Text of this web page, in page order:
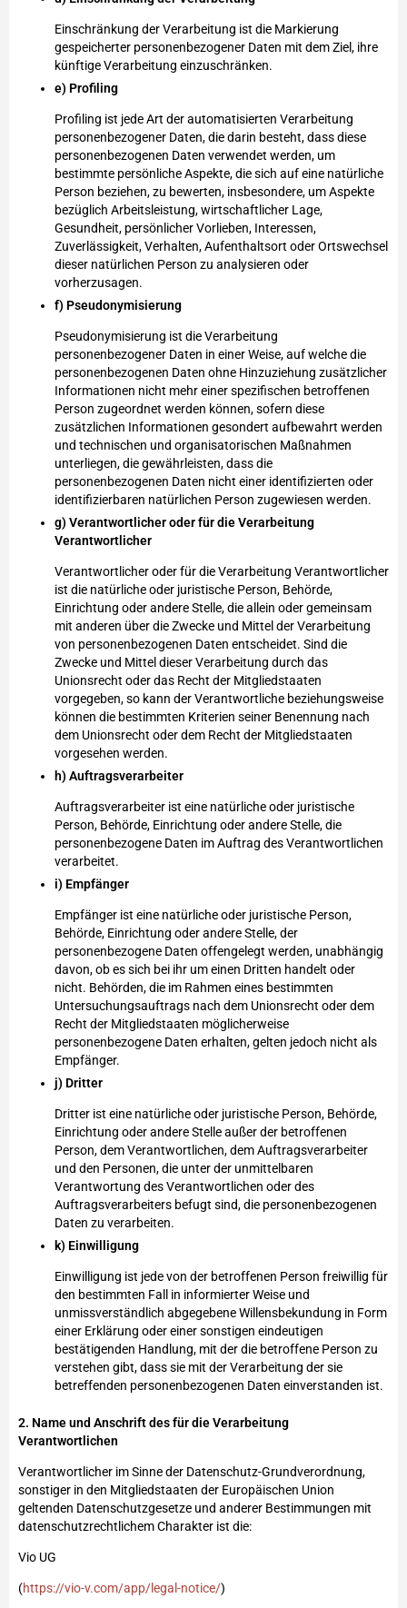
Einschränkung der Verarbeitung ist die Markierung
gespeicherter personenbezogener Daten mit dem Ziel, ihre
künftige Verarbeitung einzuschränken.
e) Profiling
Profiling ist jede Art der automatisierten Verarbeitung
personenbezogener Daten, die darin besteht, dass diese
personenbezogenen Daten verwendet werden, um
bestimmte persönliche Aspekte, die sich auf eine natürliche
Person beziehen, zu bewerten, insbesondere, um Aspekte
bezüglich Arbeitsleistung, wirtschaftlicher Lage,
Gesundheit, persönlicher Vorlieben, Interessen,
Zuverlässigkeit, Verhalten, Aufenthaltsort oder Ortswechsel
dieser natürlichen Person zu analysieren oder
vorherzusagen.
f) Pseudonymisierung
Pseudonymisierung ist die Verarbeitung
personenbezogener Daten in einer Weise, auf welche die
personenbezogenen Daten ohne Hinzuziehung zusätzlicher
Informationen nicht mehr einer spezifischen betroffenen
Person zugeordnet werden können, sofern diese
zusätzlichen Informationen gesondert aufbewahrt werden
und technischen und organisatorischen Maßnahmen
unterliegen, die gewährleisten, dass die
personenbezogenen Daten nicht einer identifizierten oder
identifizierbaren natürlichen Person zugewiesen werden.
g) Verantwortlicher oder für die Verarbeitung
Verantwortlicher
Verantwortlicher oder für die Verarbeitung Verantwortlicher
ist die natürliche oder juristische Person, Behörde,
Einrichtung oder andere Stelle, die allein oder gemeinsam
mit anderen über die Zwecke und Mittel der Verarbeitung
von personenbezogenen Daten entscheidet. Sind die
Zwecke und Mittel dieser Verarbeitung durch das
Unionsrecht oder das Recht der Mitgliedstaaten
vorgegeben, so kann der Verantwortliche beziehungsweise
können die bestimmten Kriterien seiner Benennung nach
dem Unionsrecht oder dem Recht der Mitgliedstaaten
vorgesehen werden.
h) Auftragsverarbeiter
Auftragsverarbeiter ist eine natürliche oder juristische
Person, Behörde, Einrichtung oder andere Stelle, die
personenbezogene Daten im Auftrag des Verantwortlichen
verarbeitet.
i) Empfänger
Empfänger ist eine natürliche oder juristische Person,
Behörde, Einrichtung oder andere Stelle, der
personenbezogene Daten offengelegt werden, unabhängig
davon, ob es sich bei ihr um einen Dritten handelt oder
nicht. Behörden, die im Rahmen eines bestimmten
Untersuchungsauftrags nach dem Unionsrecht oder dem
Recht der Mitgliedstaaten möglicherweise
personenbezogene Daten erhalten, gelten jedoch nicht als
Empfänger.
j) Dritter
Dritter ist eine natürliche oder juristische Person, Behörde,
Einrichtung oder andere Stelle außer der betroffenen
Person, dem Verantwortlichen, dem Auftragsverarbeiter
und den Personen, die unter der unmittelbaren
Verantwortung des Verantwortlichen oder des
Auftragsverarbeiters befugt sind, die personenbezogenen
Daten zu verarbeiten.
k) Einwilligung
Einwilligung ist jede von der betroffenen Person freiwillig für
den bestimmten Fall in informierter Weise und
unmissverständlich abgegebene Willensbekundung in Form
einer Erklärung oder einer sonstigen eindeutigen
bestätigenden Handlung, mit der die betroffene Person zu
verstehen gibt, dass sie mit der Verarbeitung der sie
betreffenden personenbezogenen Daten einverstanden ist.
2. Name und Anschrift des für die Verarbeitung
Verantwortlichen
Verantwortlicher im Sinne der Datenschutz-Grundverordnung,
sonstiger in den Mitgliedstaaten der Europäischen Union
geltenden Datenschutzgesetze und anderer Bestimmungen mit
datenschutzrechtlichem Charakter ist die:
Vio UG
(https://vio-v.com/app/legal-notice/)